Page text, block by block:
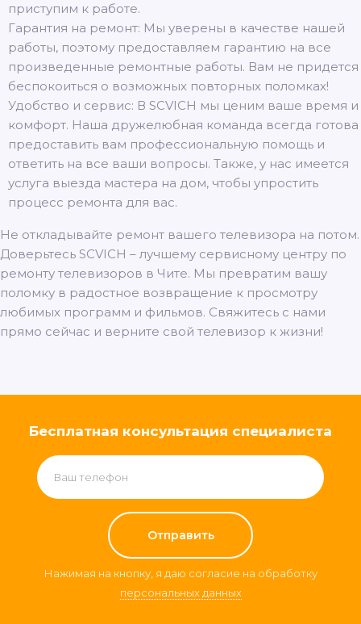
приступим к работе.
Гарантия на ремонт: Мы уверены в качестве нашей
работы, поэтому предоставляем гарантию на все
произведенные ремонтные работы. Вам не придется
беспокоиться о возможных повторных поломках!
Удобство и сервис: В SCVICH мы ценим ваше время и
комфорт. Наша дружелюбная команда всегда готова
предоставить вам профессиональную помощь и
ответить на все ваши вопросы. Также, у нас имеется
услуга выезда мастера на дом, чтобы упростить
процесс ремонта для вас.
Не откладывайте ремонт вашего телевизора на потом.
Доверьтесь SCVICH – лучшему сервисному центру по
ремонту телевизоров в Чите. Мы превратим вашу
поломку в радостное возвращение к просмотру
любимых программ и фильмов. Свяжитесь с нами
прямо сейчас и верните свой телевизор к жизни!
Бесплатная консультация специалиста
Нажимая на кнопку, я даю согласие на обработку
персональных данных